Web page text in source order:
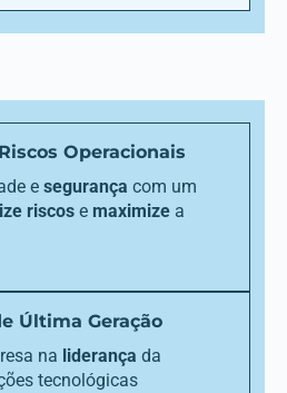
Operacionais
e segurança com um
riscos e maximize a
Última Geração
na liderança da
tecnológicas